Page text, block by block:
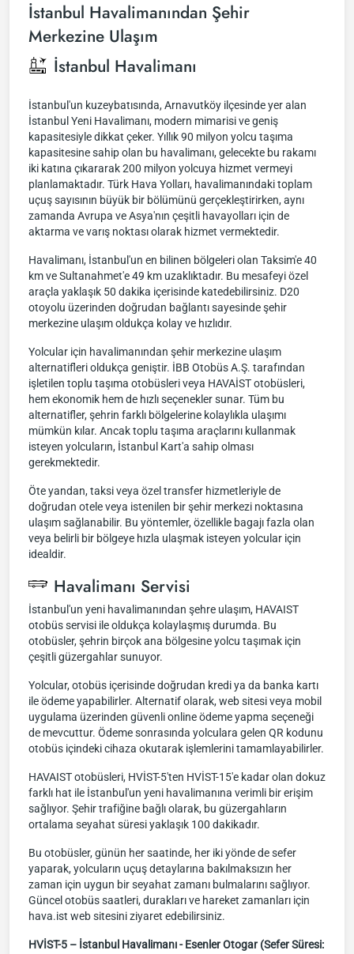
İstanbul Havalimanından Şehir
Merkezine Ulaşım
İstanbul Havalimanı
İstanbul'un kuzeybatısında, Arnavutköy ilçesinde yer alan
İstanbul Yeni Havalimanı, modern mimarisi ve geniş
kapasitesiyle dikkat çeker. Yıllık 90 milyon yolcu taşıma
kapasitesine sahip olan bu havalimanı, gelecekte bu rakamı
iki katına çıkararak 200 milyon yolcuya hizmet vermeyi
planlamaktadır. Türk Hava Yolları, havalimanındaki toplam
uçuş sayısının büyük bir bölümünü gerçekleştirirken, aynı
zamanda Avrupa ve Asya'nın çeşitli havayolları için de
aktarma ve varış noktası olarak hizmet vermektedir.
Havalimanı, İstanbul'un en bilinen bölgeleri olan Taksim'e 40
km ve Sultanahmet'e 49 km uzaklıktadır. Bu mesafeyi özel
araçla yaklaşık 50 dakika içerisinde katedebilirsiniz. D20
otoyolu üzerinden doğrudan bağlantı sayesinde şehir
merkezine ulaşım oldukça kolay ve hızlıdır.
Yolcular için havalimanından şehir merkezine ulaşım
alternatifleri oldukça geniştir. İBB Otobüs A.Ş. tarafından
işletilen toplu taşıma otobüsleri veya HAVAİST otobüsleri,
hem ekonomik hem de hızlı seçenekler sunar. Tüm bu
alternatifler, şehrin farklı bölgelerine kolaylıkla ulaşımı
mümkün kılar. Ancak toplu taşıma araçlarını kullanmak
isteyen yolcuların, İstanbul Kart'a sahip olması
gerekmektedir.
Öte yandan, taksi veya özel transfer hizmetleriyle de
doğrudan otele veya istenilen bir şehir merkezi noktasına
ulaşım sağlanabilir. Bu yöntemler, özellikle bagajı fazla olan
veya belirli bir bölgeye hızla ulaşmak isteyen yolcular için
idealdir.
Havalimanı Servisi
İstanbul'un yeni havalimanından şehre ulaşım, HAVAIST
otobüs servisi ile oldukça kolaylaşmış durumda. Bu
otobüsler, şehrin birçok ana bölgesine yolcu taşımak için
çeşitli güzergahlar sunuyor.
Yolcular, otobüs içerisinde doğrudan kredi ya da banka kartı
ile ödeme yapabilirler. Alternatif olarak, web sitesi veya mobil
uygulama üzerinden güvenli online ödeme yapma seçeneği
de mevcuttur. Ödeme sonrasında yolculara gelen QR kodunu
otobüs içindeki cihaza okutarak işlemlerini tamamlayabilirler.
HAVAIST otobüsleri, HVİST-5'ten HVİST-15'e kadar olan dokuz
farklı hat ile İstanbul'un yeni havalimanına verimli bir erişim
sağlıyor. Şehir trafiğine bağlı olarak, bu güzergahların
ortalama seyahat süresi yaklaşık 100 dakikadır.
Bu otobüsler, günün her saatinde, her iki yönde de sefer
yaparak, yolcuların uçuş detaylarına bakılmaksızın her
zaman için uygun bir seyahat zamanı bulmalarını sağlıyor.
Güncel otobüs saatleri, durakları ve hareket zamanları için
hava.ist web sitesini ziyaret edebilirsiniz.
HVİST-5 – İstanbul Havalimanı - Esenler Otogar (Sefer Süresi: